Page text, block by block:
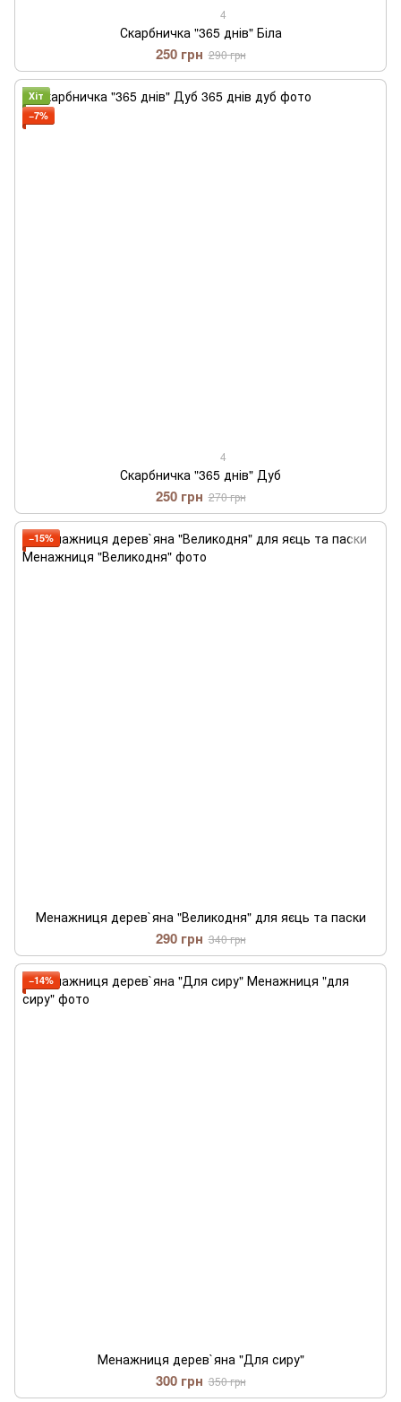
4
Скарбничка "365 днів" Біла
250 грн 290 грн
Хіт
−7%
4
Скарбничка "365 днів" Дуб
250 грн 270 грн
−15%
Менажниця дерев`яна "Великодня" для яєць та паски
290 грн 340 грн
−14%
Менажниця дерев`яна "Для сиру"
300 грн 350 грн